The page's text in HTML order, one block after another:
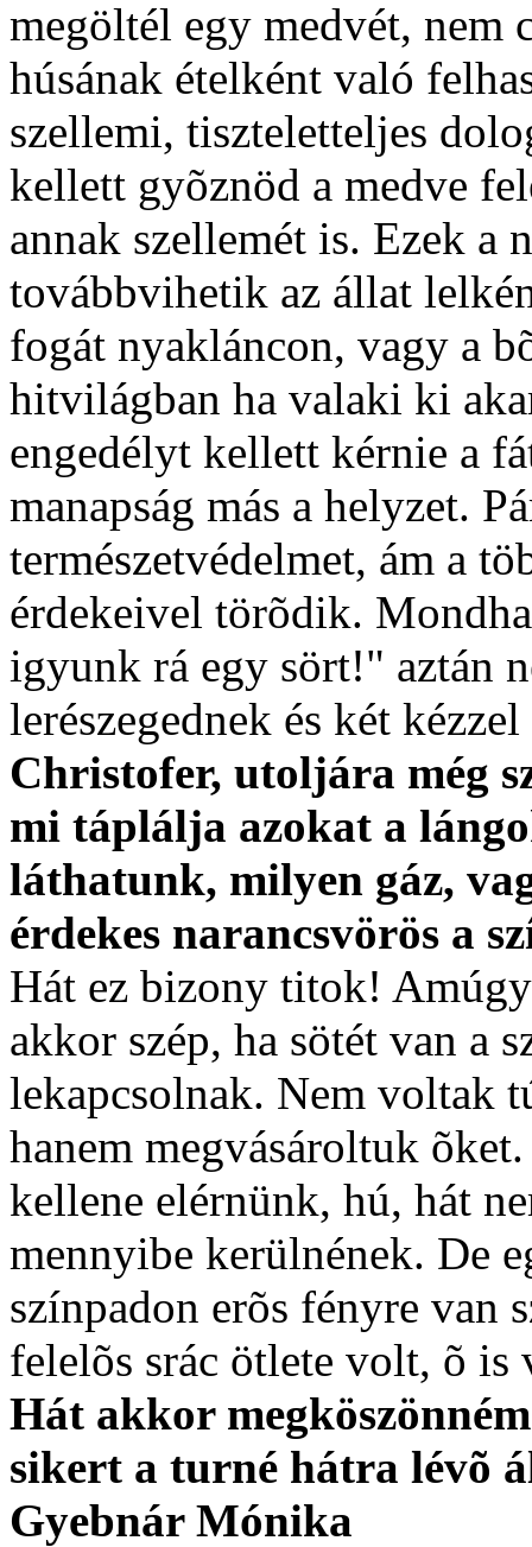
megöltél egy medvét, nem
húsának ételként való
szellemi, tiszteletteljes
kellett gyõznöd a medve
annak szellemét is. Ezek a
továbbvihetik az állat
fogát nyakláncon, vagy a
hitvilágban ha valaki ki
engedélyt kellett kérnie a
manapság más a helyzet.
természetvédelmet, ám a
érdekeivel törõdik.
igyunk rá egy sört!" aztán
lerészegednek és két
Christofer, utoljára még
mi táplálja azokat a
láthatunk, milyen gáz,
érdekes narancsvörös a
Hát ez bizony titok!
akkor szép, ha sötét van a
lekapcsolnak. Nem voltak
hanem megvásároltuk
kellene elérnünk, hú, hát
mennyibe kerülnének. De
színpadon erõs fényre van
felelõs srác ötlete volt, õ is
Hát akkor
sikert a turné hátra lévõ
Gyebnár Mónika